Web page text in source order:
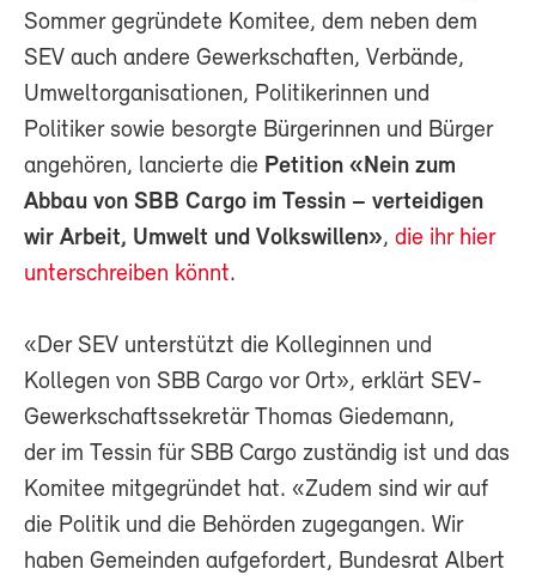
Sommer gegründete Komitee, dem neben dem
SEV auch andere Gewerkschaften, Verbände,
Umweltorganisationen, Politikerinnen und
Politiker sowie besorgte Bürgerinnen und Bürger
angehören, lancierte die Petition «Nein zum
Abbau von SBB Cargo im Tessin – verteidigen
wir Arbeit, Umwelt und Volkswillen», die ihr hier
unterschreiben könnt.
«Der SEV unterstützt die Kolleginnen und
Kollegen von SBB Cargo vor Ort», erklärt SEV-
Gewerkschaftssekretär Thomas Giedemann,
der im Tessin für SBB Cargo zuständig ist und das
Komitee mitgegründet hat. «Zudem sind wir auf
die Politik und die Behörden zugegangen. Wir
haben Gemeinden aufgefordert, Bundesrat Albert